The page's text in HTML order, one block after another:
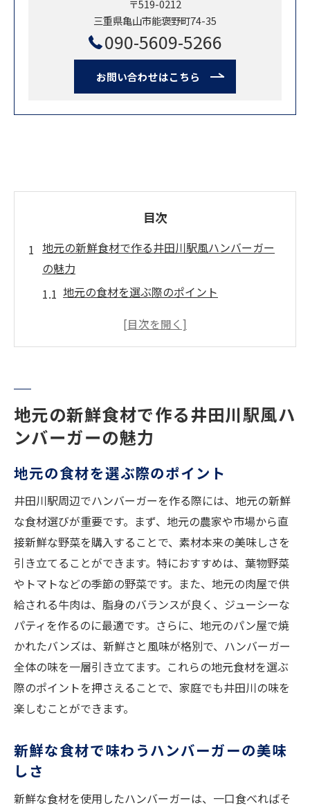
〒519-0212
三重県亀山市能褒野町74-35
090-5609-5266
お問い合わせはこちら
目次
地元の新鮮食材で作る井田川駅風ハンバーガー
の魅力
地元の食材を選ぶ際のポイント
新鮮な食材で味わうハンバーガーの美味し
地産地消で作るハンバーガーの利点
井田川駅周辺で手に入るおすすめ食材
食材の選び方で変わるハンバーガーの風味
井田川駅周辺のグルメハンバーガーを家庭で再
現する方法
家庭で再現するための基本レシピ
プロの技を取り入れた家庭向けアレンジ
調理のコツで変わる味わい
失敗しないハンバーガーの作り方
地元の味を忠実に再現する秘訣
家庭で楽しむ井田川風ハンバーガーの魅力
ハンバーガーをもっと美味しく！井田川の秘密
のレシピ
味わいを深める特製ソースの作り方
職人技が光る特別な調理法
井田川の風味を生かすトッピングアイディ
地元の新鮮食材で作る井田川駅風ハ
ンバーガーの魅力
地元の食材を選ぶ際のポイント
井田川駅周辺でハンバーガーを作る際には、地元の新鮮
な食材選びが重要です。まず、地元の農家や市場から直
接新鮮な野菜を購入することで、素材本来の美味しさを
引き立てることができます。特におすすめは、葉物野菜
やトマトなどの季節の野菜です。また、地元の肉屋で供
給される牛肉は、脂身のバランスが良く、ジューシーな
パティを作るのに最適です。さらに、地元のパン屋で焼
かれたバンズは、新鮮さと風味が格別で、ハンバーガー
全体の味を一層引き立てます。これらの地元食材を選ぶ
際のポイントを押さえることで、家庭でも井田川の味を
楽しむことができます。
新鮮な食材で味わうハンバーガーの美味
しさ
新鮮な食材を使用したハンバーガーは、一口食べればそ